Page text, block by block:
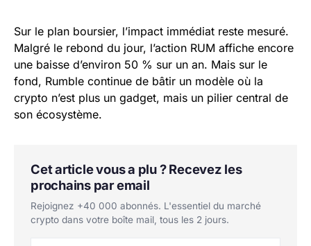
Sur le plan boursier, l’impact immédiat reste mesuré.
Malgré le rebond du jour, l’action RUM affiche encore
une baisse d’environ 50 % sur un an. Mais sur le
fond, Rumble continue de bâtir un modèle où la
crypto n’est plus un gadget, mais un pilier central de
son écosystème.
Cet article vous a plu ? Recevez les
prochains par email
Rejoignez +40 000 abonnés. L'essentiel du marché
crypto dans votre boîte mail, tous les 2 jours.